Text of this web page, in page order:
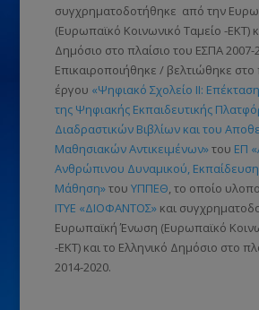
συγχρηματοδοτήθηκε από την
(Ευρωπαϊκό Κοινωνικό Ταμείο -ΕΚΤ)
Δημόσιο στο πλαίσιο του ΕΣΠΑ 2007-
Επικαιροποιήθηκε / βελτιώθηκε στο
έργου «Ψηφιακό Σχολείο ΙΙ:
της Ψηφιακής Εκπαιδευτικής
Διαδραστικών Βιβλίων και του
Μαθησιακών Αντικειμένων»του ΕΠ
Ανθρώπινου Δυναμικού, Εκπαίδευση
Μάθηση»του ΥΠΠΕΘ, το οποίο
ΙΤΥΕ «ΔΙΟΦΑΝΤΟΣ»και
Ευρωπαϊκή Ένωση (Ευρωπαϊκό
-ΕΚΤ)και το Ελληνικό Δημόσιο στο
2014-2020.